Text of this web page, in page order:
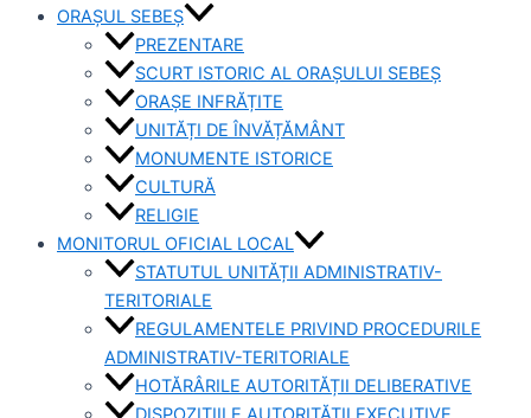
ORAȘUL SEBEȘ
PREZENTARE
SCURT ISTORIC AL ORAȘULUI SEBEȘ
ORAȘE INFRĂȚITE
UNITĂȚI DE ÎNVĂȚĂMÂNT
MONUMENTE ISTORICE
CULTURĂ
RELIGIE
MONITORUL OFICIAL LOCAL
STATUTUL UNITĂȚII ADMINISTRATIV-
TERITORIALE
REGULAMENTELE PRIVIND PROCEDURILE
ADMINISTRATIV-TERITORIALE
HOTĂRÂRILE AUTORITĂȚII DELIBERATIVE